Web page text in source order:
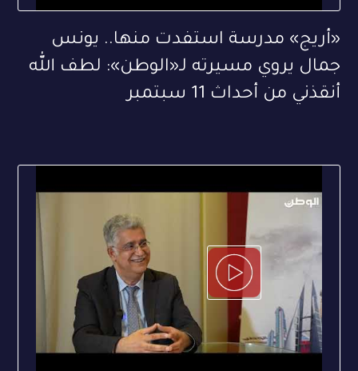
«أريج» مدرسة استفدت منها.. يونس
جمال يروي مسيرته لـ«الوطن»: لطف الله
أنقذني من أحداث 11 سبتمبر